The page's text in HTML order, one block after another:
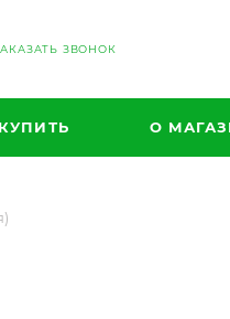
ЗВОНОК
О